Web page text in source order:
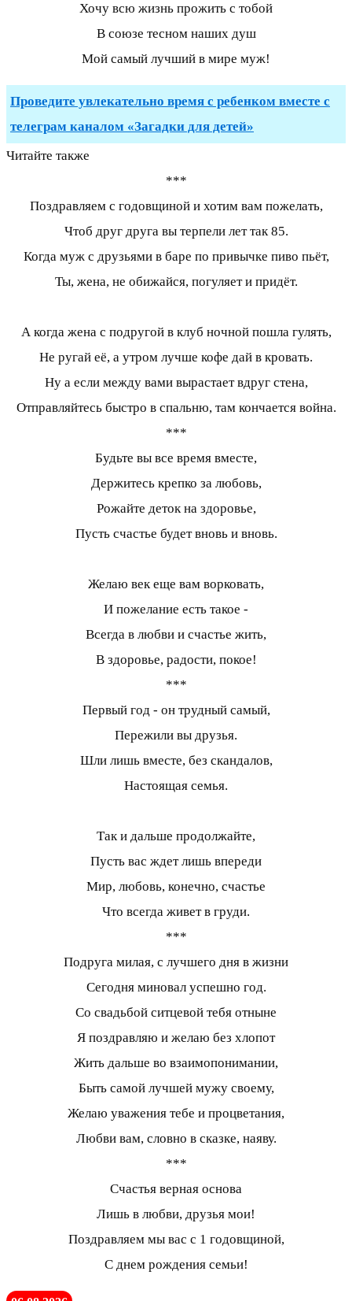
Хочу всю жизнь прожить с тобой
В союзе тесном наших душ
Мой самый лучший в мире муж!
Проведите увлекательно время с ребенком вместе с
телеграм каналом «Загадки для детей»
Читайте также
***
Поздравляем с годовщиной и хотим вам пожелать,
Чтоб друг друга вы терпели лет так 85.
Когда муж с друзьями в баре по привычке пиво пьёт,
Ты, жена, не обижайся, погуляет и придёт.
А когда жена с подругой в клуб ночной пошла гулять,
Не ругай её, а утром лучше кофе дай в кровать.
Ну а если между вами вырастает вдруг стена,
Отправляйтесь быстро в спальню, там кончается война.
***
Будьте вы все время вместе,
Держитесь крепко за любовь,
Рожайте деток на здоровье,
Пусть счастье будет вновь и вновь.
Желаю век еще вам ворковать,
И пожелание есть такое -
Всегда в любви и счастье жить,
В здоровье, радости, покое!
***
Первый год - он трудный самый,
Пережили вы друзья.
Шли лишь вместе, без скандалов,
Настоящая семья.
Так и дальше продолжайте,
Пусть вас ждет лишь впереди
Мир, любовь, конечно, счастье
Что всегда живет в груди.
***
Подруга милая, с лучшего дня в жизни
Сегодня миновал успешно год.
Со свадьбой ситцевой тебя отныне
Я поздравляю и желаю без хлопот
Жить дальше во взаимопонимании,
Быть самой лучшей мужу своему,
Желаю уважения тебе и процветания,
Любви вам, словно в сказке, наяву.
***
Счастья верная основа
Лишь в любви, друзья мои!
Поздравляем мы вас с 1 годовщиной,
С днем рождения семьи!